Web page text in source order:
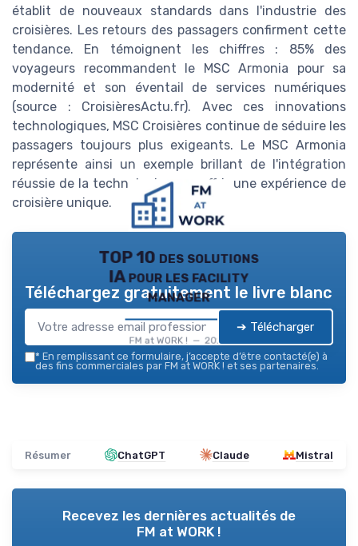
établit de nouveaux standards dans l'industrie des
croisières. Les retours des passagers confirment cette
tendance. En témoignent les chiffres : 85% des
voyageurs recommandent le MSC Armonia pour sa
modernité et son éventail de services numériques
(source : CroisièresActu.fr). Avec ces innovations
technologiques, MSC Croisières continue de séduire les
passagers toujours plus exigeants. Le MSC Armonia
représente ainsi un exemple brillant de l'intégration
réussie de la technologie pour offrir une expérience de
croisière unique.
TOP 10 des solutions
IA pour les facility
manager
FM at WORK ! — 2026
Téléchargez gratuitement le livre blanc
➔ Télécharger
* En remplissant ce formulaire, j’accepte d’être contacté(e) à
des fins commerciales par FM at WORK ! et ses partenaires.
Résumer ChatGPT Claude Mistral
Recevez les dernières actualités de
FM at WORK !